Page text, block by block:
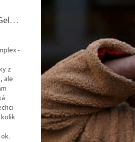
Vitalvibe Maca Sextuple BIO Gelatinized 3-Complex, 60 kapslí
-
z
ale